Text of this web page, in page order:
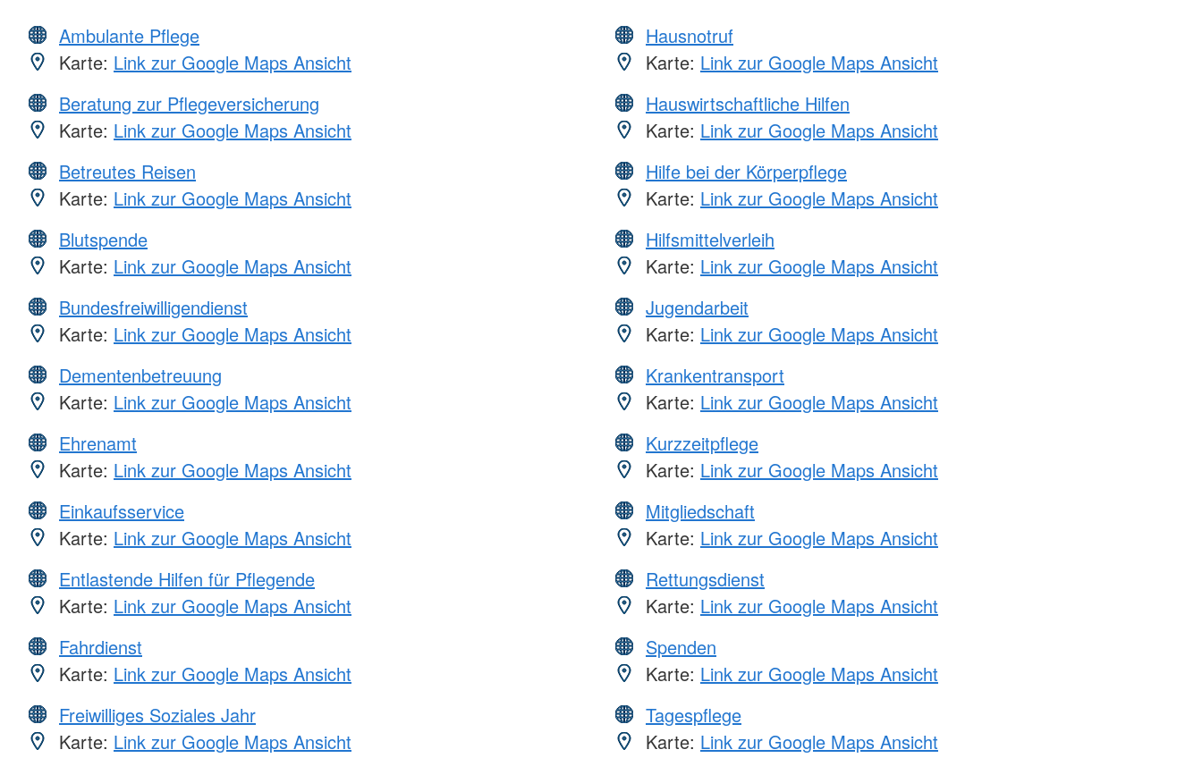
Ambulante Pflege
Karte: Link zur Google Maps Ansicht
Beratung zur Pflegeversicherung
Karte: Link zur Google Maps Ansicht
Betreutes Reisen
Karte: Link zur Google Maps Ansicht
Blutspende
Karte: Link zur Google Maps Ansicht
Bundesfreiwilligendienst
Karte: Link zur Google Maps Ansicht
Dementenbetreuung
Karte: Link zur Google Maps Ansicht
Ehrenamt
Karte: Link zur Google Maps Ansicht
Einkaufsservice
Karte: Link zur Google Maps Ansicht
Entlastende Hilfen für Pflegende
Karte: Link zur Google Maps Ansicht
Fahrdienst
Karte: Link zur Google Maps Ansicht
Freiwilliges Soziales Jahr
Karte: Link zur Google Maps Ansicht
Hausnotruf
Karte: Link zur Google Maps Ansicht
Hauswirtschaftliche Hilfen
Karte: Link zur Google Maps Ansicht
Hilfe bei der Körperpflege
Karte: Link zur Google Maps Ansicht
Hilfsmittelverleih
Karte: Link zur Google Maps Ansicht
Jugendarbeit
Karte: Link zur Google Maps Ansicht
Krankentransport
Karte: Link zur Google Maps Ansicht
Kurzzeitpflege
Karte: Link zur Google Maps Ansicht
Mitgliedschaft
Karte: Link zur Google Maps Ansicht
Rettungsdienst
Karte: Link zur Google Maps Ansicht
Spenden
Karte: Link zur Google Maps Ansicht
Tagespflege
Karte: Link zur Google Maps Ansicht